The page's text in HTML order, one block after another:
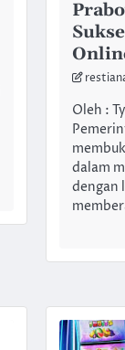
Oleh :
dalam
dengan